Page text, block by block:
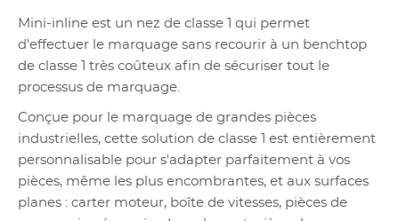
Mini-inline est un nez de classe 1 qui permet
d'effectuer le marquage sans recourir à un benchtop
de classe 1 très coûteux afin de sécuriser tout le
processus de marquage.
Conçue pour le marquage de grandes pièces
industrielles, cette solution de classe 1 est entièrement
personnalisable pour s'adapter parfaitement à vos
pièces, même les plus encombrantes, et aux surfaces
planes : carter moteur, boîte de vitesses, pièces de